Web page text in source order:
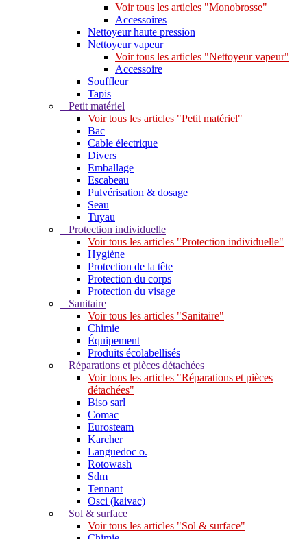
Voir tous les articles "Monobrosse"
Accessoires
Nettoyeur haute pression
Nettoyeur vapeur
Voir tous les articles "Nettoyeur vapeur"
Accessoire
Souffleur
Tapis
Petit matériel
Voir tous les articles "Petit matériel"
Bac
Cable électrique
Divers
Emballage
Escabeau
Pulvérisation & dosage
Seau
Tuyau
Protection individuelle
Voir tous les articles "Protection individuelle"
Hygiène
Protection de la tête
Protection du corps
Protection du visage
Sanitaire
Voir tous les articles "Sanitaire"
Chimie
Équipement
Produits écolabellisés
Réparations et pièces détachées
Voir tous les articles "Réparations et pièces
détachées"
Biso sarl
Comac
Eurosteam
Karcher
Languedoc o.
Rotowash
Sdm
Tennant
Osci (kaivac)
Sol & surface
Voir tous les articles "Sol & surface"